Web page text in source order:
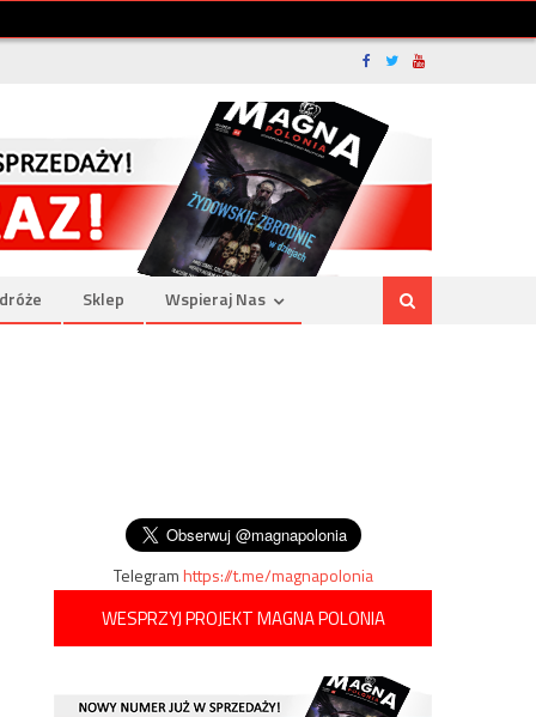
Sklep Wspieraj Nas
Telegramhttps://t.me/magnapolonia
WESPRZYJ PROJEKT MAGNA POLONIA